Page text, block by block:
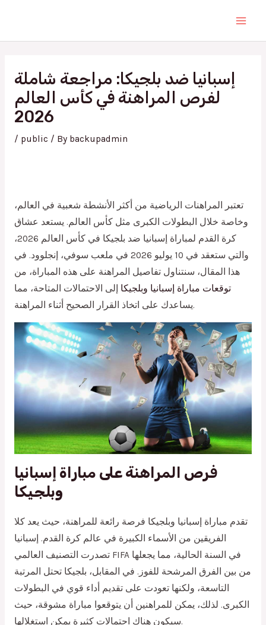
content
إسبانيا ضد بلجيكا: مراجعة شاملة
لفرص المراهنة في كأس العالم
2026
/ public / By backupadmin
تعتبر المراهنات الرياضية من أكثر الأنشطة شعبية في العالم،
وخاصة خلال البطولات الكبرى مثل كأس العالم. يستعد عشاق
كرة القدم لمباراة إسبانيا ضد بلجيكا في كأس العالم 2026،
والتي ستعقد في 10 يوليو 2026 في ملعب سوفي، إنجلوود. في
هذا المقال، سنتناول تفاصيل المراهنة على هذه المباراة، من
توقعات مباراة إسبانيا وبلجيكا إلى الاحتمالات المتاحة، مما
يساعدك على اتخاذ القرار الصحيح أثناء المراهنة.
فرص المراهنة على مباراة إسبانيا
وبلجيكا
تقدم مباراة إسبانيا وبلجيكا فرصة رائعة للمراهنة، حيث يعد كلا
الفريقين من الأسماء الكبيرة في عالم كرة القدم. إسبانيا
تصدرت التصنيف العالمي FIFA في السنة الحالية، مما يجعلها
من بين الفرق المرشحة للفوز. في المقابل، بلجيكا تحتل المرتبة
التاسعة، ولكنها تعودت على تقديم أداء قوي في البطولات
الكبرى. لذلك، يمكن للمراهنين أن يتوقعوا مباراة مشوقة، حيث
سيكون هناك احتمالات كثيرة يمكن استغلالها.